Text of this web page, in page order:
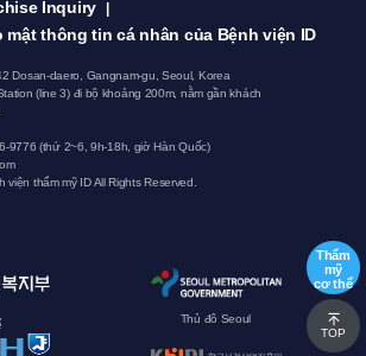
Inquiry |
mật thông tin cá nhân của Bệnh viện ID
Dosan-daero, Gangnam-gu, Seoul, Korea
(line 3) đi bộ khoảng 200m, nằm gần khách
9776 (thứ 2~6, 9h-18h, giờ Hàn Quốc)
thẩm mỹ ID All Rights Reserved.
Thủ đô Seoul
Thẩm
mỹ
cơ thể
TOP